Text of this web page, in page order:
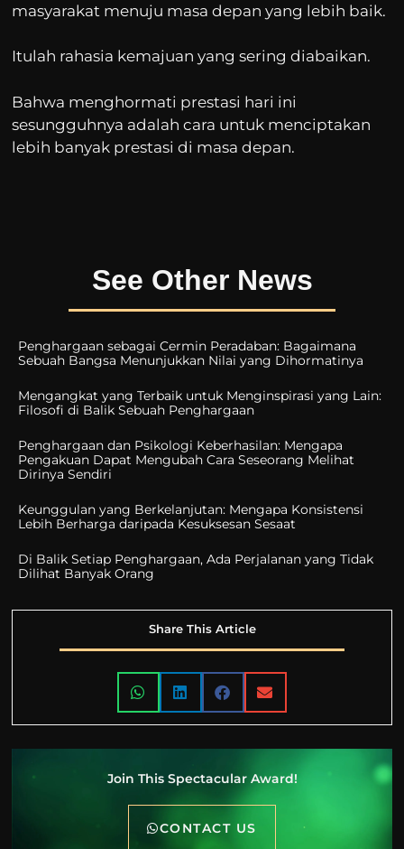
masyarakat menuju masa depan yang lebih baik.
Itulah rahasia kemajuan yang sering diabaikan.
Bahwa menghormati prestasi hari ini
sesungguhnya adalah cara untuk menciptakan
lebih banyak prestasi di masa depan.
See Other News
Penghargaan sebagai Cermin Peradaban: Bagaimana
Sebuah Bangsa Menunjukkan Nilai yang Dihormatinya
Mengangkat yang Terbaik untuk Menginspirasi yang Lain:
Filosofi di Balik Sebuah Penghargaan
Penghargaan dan Psikologi Keberhasilan: Mengapa
Pengakuan Dapat Mengubah Cara Seseorang Melihat
Dirinya Sendiri
Keunggulan yang Berkelanjutan: Mengapa Konsistensi
Lebih Berharga daripada Kesuksesan Sesaat
Di Balik Setiap Penghargaan, Ada Perjalanan yang Tidak
Dilihat Banyak Orang
Share This Article
Join This Spectacular Award!
CONTACT US